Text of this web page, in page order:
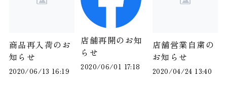
商品再入荷のお
知らせ
2020/06/13 16:19
店舗再開のお知
らせ
2020/06/01 17:18
店舗営業自粛の
お知らせ
2020/04/24 13:40